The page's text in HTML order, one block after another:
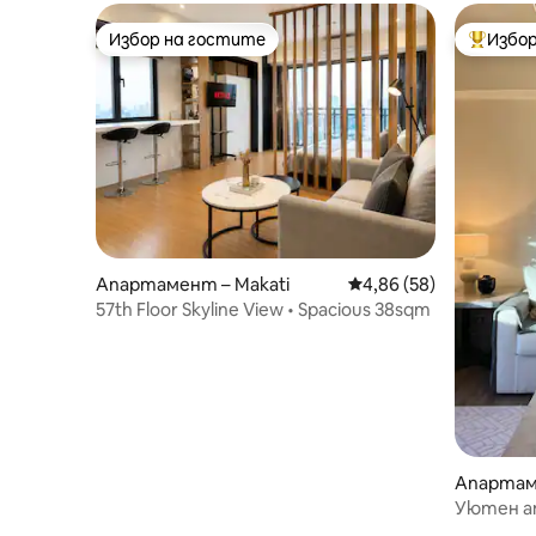
Избор на гостите
Избор на гостите
Апартамент – Makati Средна оценка: 4,86
4,86 (58)
57th Floor Skyline View • Spacious 38sqm
Най-
Уютен